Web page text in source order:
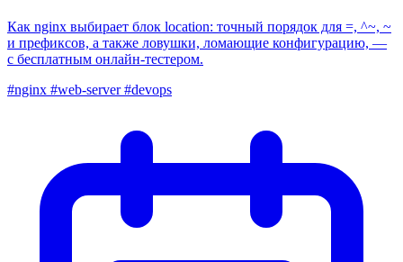
Как nginx выбирает блок location: точный порядок для =, ^~, ~
и префиксов, а также ловушки, ломающие конфигурацию, —
с бесплатным онлайн-тестером.
#nginx #web-server#devops